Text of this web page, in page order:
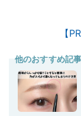
【
他のおすすめ記